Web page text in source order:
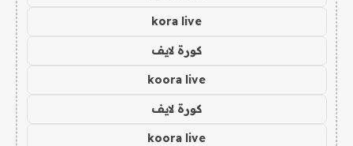
kora live
كورة لايف
koora live
كورة لايف
koora live